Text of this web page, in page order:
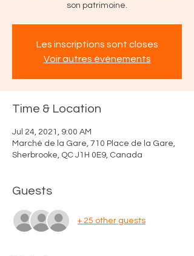
son patrimoine.
Les inscriptions sont closes
Voir autres événements
Time & Location
Jul 24, 2021, 9:00 AM
Marché de la Gare, 710 Place de la Gare,
Sherbrooke, QC J1H 0E9, Canada
Guests
+ 25 other guests